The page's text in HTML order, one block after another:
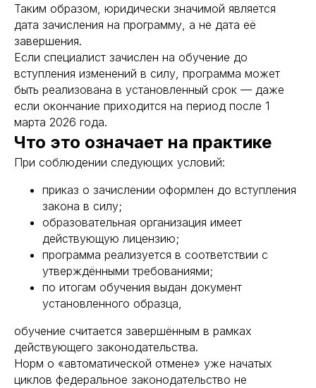
Таким образом, юридически значимой является
дата зачисления на программу, а не дата её
завершения.
Если специалист зачислен на обучение до
вступления изменений в силу, программа может
быть реализована в установленный срок — даже
если окончание приходится на период после 1
марта 2026 года.
Что это означает на практике
При соблюдении следующих условий:
приказ о зачислении оформлен до вступления
закона в силу;
образовательная организация имеет
действующую лицензию;
программа реализуется в соответствии с
утверждёнными требованиями;
по итогам обучения выдан документ
установленного образца,
обучение считается завершённым в рамках
действующего законодательства.
Норм о «автоматической отмене» уже начатых
циклов федеральное законодательство не